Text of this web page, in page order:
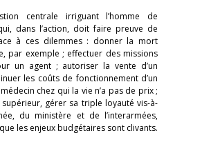
centrale irriguant l’homme de
dans l’action, doit faire preuve de
à ces dilemmes : donner la mort
par exemple ; effectuer des missions
un agent ; autoriser la vente d’un
les coûts de fonctionnement d’un
chez qui la vie n’a pas de prix ;
gérer sa triple loyauté vis-à-
du ministère et de l’interarmées,
les enjeux budgétaires sont clivants.